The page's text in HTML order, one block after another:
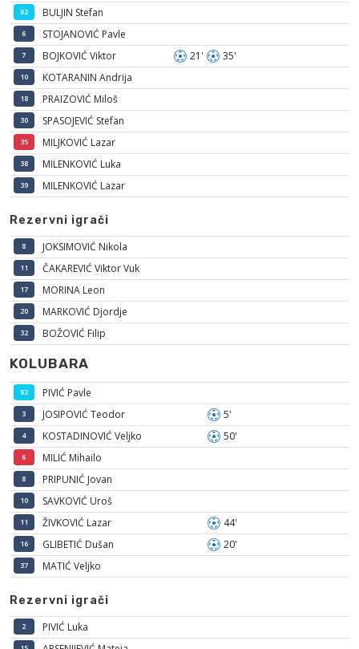
82 BULJIN Stefan
6 STOJANOVIĆ Pavle
7 BOJKOVIĆ Viktor 21' 35'
10 KOTARANIN Andrija
18 PRAIZOVIĆ Miloš
30 SPASOJEVIĆ Stefan
35 MILJKOVIĆ Lazar
38 MILENKOVIĆ Luka
39 MILENKOVIĆ Lazar
Rezervni igrači
8 JOKSIMOVIĆ Nikola
11 ČAKAREVIĆ Viktor Vuk
17 MORINA Leon
20 MARKOVIĆ Djordje
32 BOŽOVIĆ Filip
KOLUBARA
92 PIVIĆ Pavle
3 JOSIPOVIĆ Teodor 5'
4 KOSTADINOVIĆ Veljko 50'
6 MILIĆ Mihailo
8 PRIPUNIĆ Jovan
10 SAVKOVIĆ Uroš
11 ŽIVKOVIĆ Lazar 44'
16 GLIBETIĆ Dušan 20'
37 MATIĆ Veljko
Rezervni igrači
2 PIVIĆ Luka